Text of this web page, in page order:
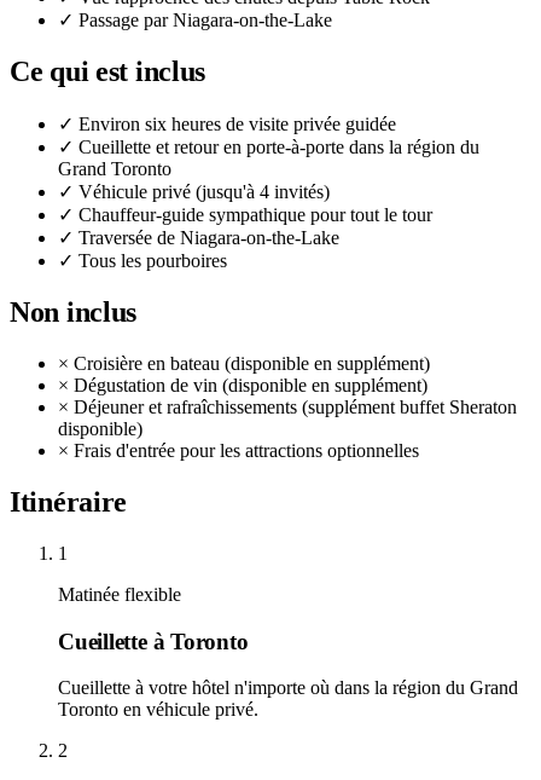
✓ Passage par Niagara-on-the-Lake
Ce qui est inclus
✓ Environ six heures de visite privée guidée
✓ Cueillette et retour en porte-à-porte dans la région du
Grand Toronto
✓ Véhicule privé (jusqu'à 4 invités)
✓ Chauffeur-guide sympathique pour tout le tour
✓ Traversée de Niagara-on-the-Lake
✓ Tous les pourboires
Non inclus
× Croisière en bateau (disponible en supplément)
× Dégustation de vin (disponible en supplément)
× Déjeuner et rafraîchissements (supplément buffet Sheraton
disponible)
× Frais d'entrée pour les attractions optionnelles
Itinéraire
1
Matinée flexible
Cueillette à Toronto
Cueillette à votre hôtel n'importe où dans la région du Grand
Toronto en véhicule privé.
2